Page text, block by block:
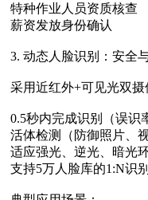
特种作业人员资质核查
薪资发放身份确认
3. 动态人脸识别：安全
采用近红外+可见光双摄
0.5秒内完成识别（误识
活体检测（防御照片、
适应强光、逆光、暗光
支持5万人脸库的1:N识别